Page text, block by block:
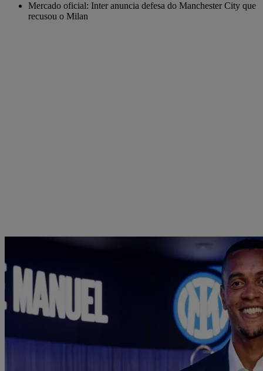
Mercado oficial: Inter anuncia defesa do Manchester City que
recusou o Milan